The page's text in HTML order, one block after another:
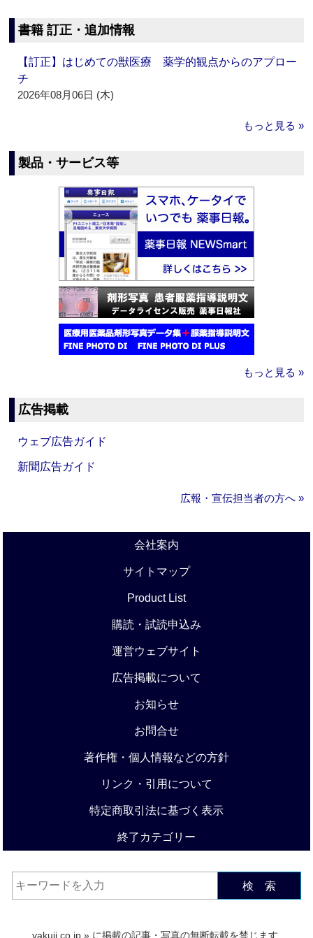
書籍 訂正・追加情報
【訂正】はじめての獣医療 薬学的観点からのアプロー
チ
2026年08月06日 (木)
もっと見る »
製品・サービス等
もっと見る »
広告掲載
ウェブ広告ガイド
新聞広告ガイド
広報・宣伝担当者の方へ »
会社案内
サイトマップ
Product List
購読・試読申込み
運営ウェブサイト
広告掲載について
お知らせ
お問合せ
著作権・個人情報などの方針
リンク・引用について
特定商取引法に基づく表示
終了カテゴリー
検 索
yakuji.co.jp » に掲載の記事・写真の無断転載を禁じます.